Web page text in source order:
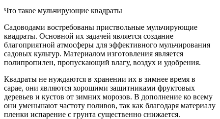
Что такое мульчирующие квадраты
Садоводами востребованы приствольные мульчирующие
квадраты. Основной их задачей является создание
благоприятной атмосферы для эффективного мульчирования
садовых культур. Материалом изготовления является
полипропилен, пропускающий влагу, воздух и удобрения.
Квадраты не нуждаются в хранении их в зимнее время в
сарае, они являются хорошими защитниками фруктовых
деревьев и кустов от зимних морозов. В дополнение ко всему
они уменьшают частоту поливов, так как благодаря материалу
пленки испарение с грунта существенно снижается.